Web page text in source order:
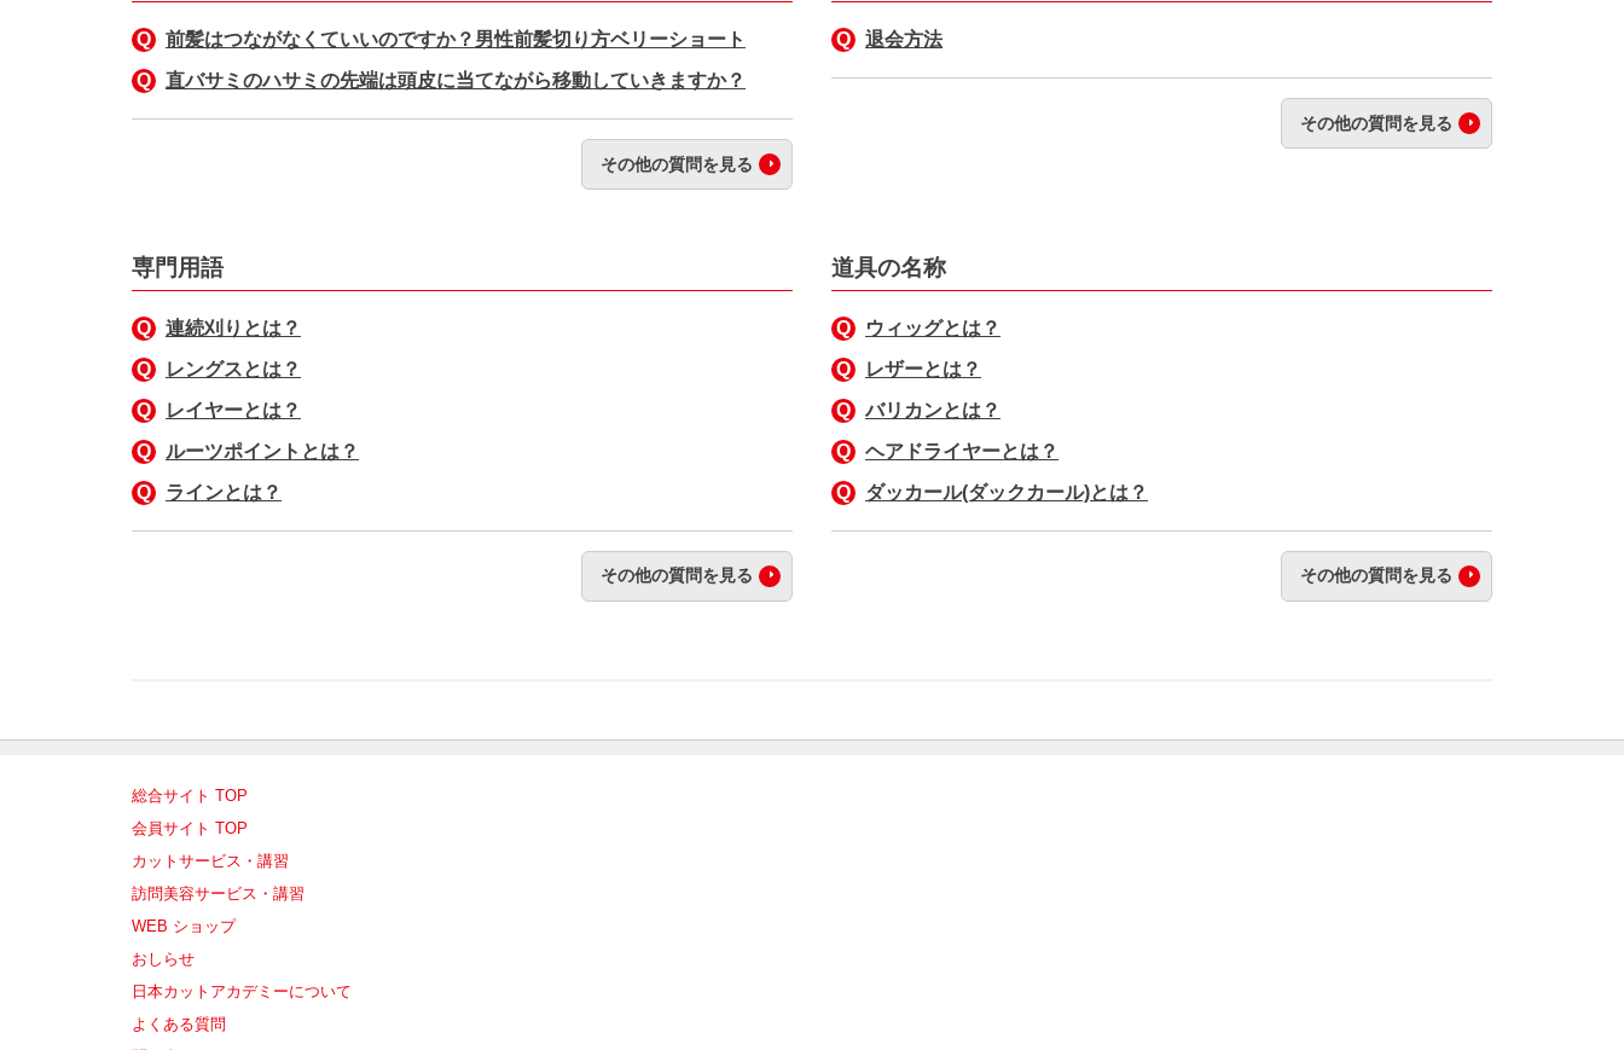
前髪はつながなくていいのですか？男性前髪切り方ベリーショート
直バサミのハサミの先端は頭皮に当てながら移動していきますか？
その他の質問を見る
退会方法
その他の質問を見る
専門用語
連続刈りとは？
レングスとは？
レイヤーとは？
ルーツポイントとは？
ラインとは？
その他の質問を見る
道具の名称
ウィッグとは？
レザーとは？
バリカンとは？
ヘアドライヤーとは？
ダッカール(ダックカール)とは？
その他の質問を見る
総合サイト TOP
会員サイト TOP
カットサービス・講習
訪問美容サービス・講習
WEB ショップ
おしらせ
日本カットアカデミーについて
よくある質問